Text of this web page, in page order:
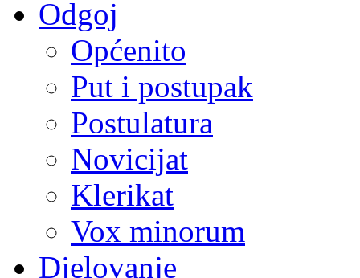
Odgoj
Općenito
Put i postupak
Postulatura
Novicijat
Klerikat
Vox minorum
Djelovanje